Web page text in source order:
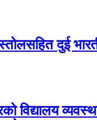
दुई
विद्यालय